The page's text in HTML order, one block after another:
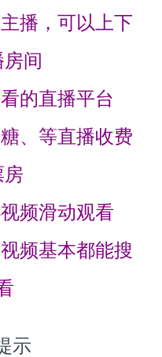
播，可以上下
间
的直播平台
、等直播收费
房
频滑动观看
频基本都能搜
示